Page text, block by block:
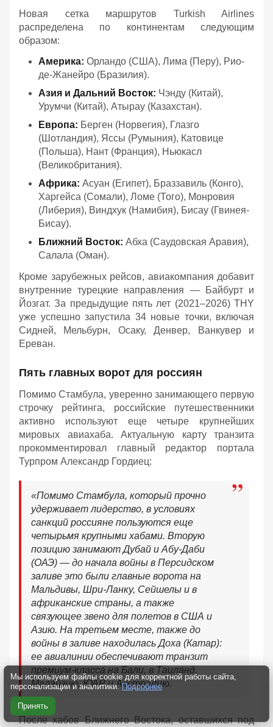
Новая сетка маршрутов Turkish Airlines
распределена по континентам следующим
образом:
Америка: Орландо (США), Лима (Перу), Рио-
де-Жанейро (Бразилия).
Азия и Дальний Восток: Чэнду (Китай),
Урумчи (Китай), Атырау (Казахстан).
Европа: Берген (Норвегия), Глазго
(Шотландия), Яссы (Румыния), Катовице
(Польша), Нант (Франция), Ньюкасл
(Великобритания).
Африка: Асуан (Египет), Браззавиль (Конго),
Харгейса (Сомали), Ломе (Того), Монровия
(Либерия), Виндхук (Намибия), Бисау (Гвинея-
Бисау).
Ближний Восток: Абха (Саудовская Аравия),
Салала (Оман).
Кроме зарубежных рейсов, авиакомпания добавит
внутренние турецкие направления — Байбурт и
Йозгат. За предыдущие пять лет (2021–2026) THY
уже успешно запустила 34 новые точки, включая
Сидней, Мельбурн, Осаку, Денвер, Ванкувер и
Ереван.
Пять главных ворот для россиян
Помимо Стамбула, уверенно занимающего первую
строчку рейтинга, российские путешественники
активно используют еще четыре крупнейших
мировых авиахаба. Актуальную карту транзита
прокомментировал главный редактор портала
Турпром Александр Гордиец:
«Помимо Стамбула, который прочно
удерживает лидерство, в условиях
санкций россияне пользуются еще
четырьмя крупными хабами. Вторую
позицию занимают Дубай и Абу-Даби
(ОАЭ) — до начала войны в Персидском
заливе это были главные ворота на
Мальдивы, Шри-Ланку, Сейшелы и в
африканские страны, а также
связующее звено для полетов в США и
Азию. На третьем месте, также до
войны в заливе находилась Доха (Катар):
ее авиалинии обеспечивают транзит
премиум-класса на Бали, в Таиланд,
Малайзию, ЮАР и Австралию.
После хабов Ближнего Востока, оставшихся под
Мы используем файлы cookie для корректной работы сайта,
персонализации и аналитики. Подробнее
Принять